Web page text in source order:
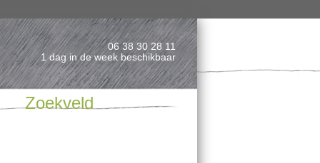
06 38 30 28 11
1 dag in de week beschikbaar
Zoekveld